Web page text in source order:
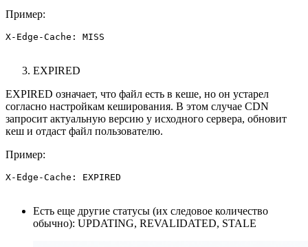
Пример:
X-Edge-Cache: MISS
EXPIRED
EXPIRED означает, что файл есть в кеше, но он устарел
согласно настройкам кеширования. В этом случае CDN
запросит актуальную версию у исходного сервера, обновит
кеш и отдаст файл пользователю.
Пример:
X-Edge-Cache: EXPIRED
Есть еще другие статусы (их следовое количество
обычно): UPDATING, REVALIDATED, STALE